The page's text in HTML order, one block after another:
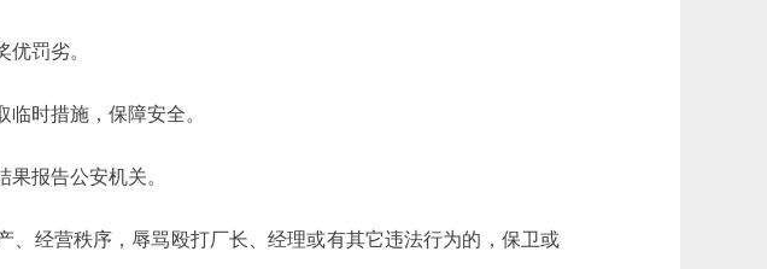
罚劣。
时措施，保障安全。
报告公安机关。
经营秩序，辱骂殴打厂长、经理或有其它违法行为的，保卫或